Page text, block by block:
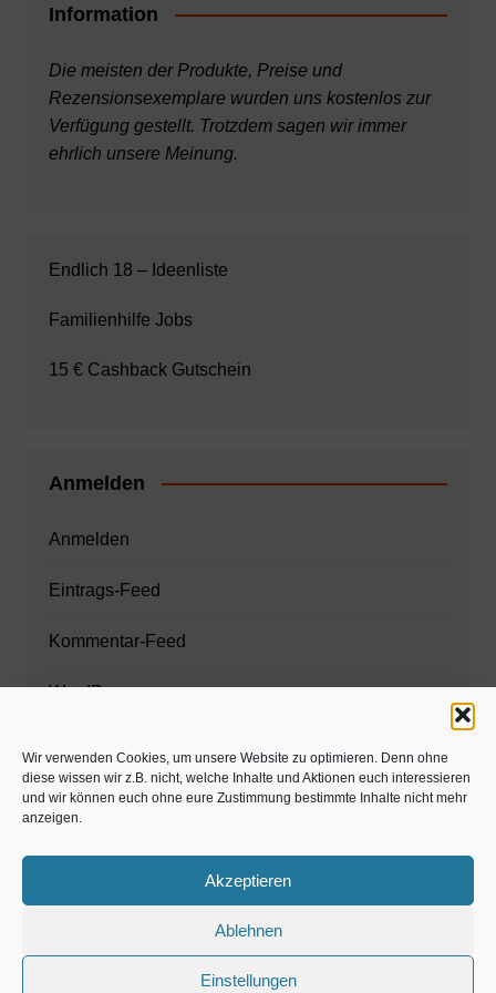
Wir verwenden Cookies, um unsere Website zu optimieren. Denn ohne
diese wissen wir z.B. nicht, welche Inhalte und Aktionen euch interessieren
und wir können euch ohne eure Zustimmung bestimmte Inhalte nicht mehr
anzeigen.
Akzeptieren
Ablehnen
Einstellungen
Information
Die meisten der Produkte, Preise und
Rezensionsexemplare wurden uns kostenlos zur
Verfügung gestellt. Trotzdem sagen wir immer
ehrlich unsere Meinung.
Endlich 18 – Ideenliste
Familienhilfe Jobs
15 € Cashback Gutschein
Anmelden
Anmelden
Eintrags-Feed
Kommentar-Feed
WordPress.org
Zahnarzt München
www.estaregistrierung.org – ESTA
©familös - dieTestfamilie -